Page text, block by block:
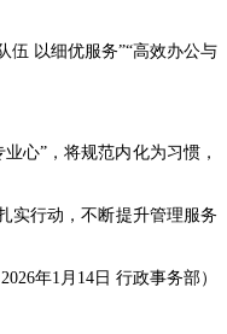
伍 以细优服务”“高效办公与
心”，将规范内化为习惯，
实行动，不断提升管理服务
2026年1月14日 行政事务部）